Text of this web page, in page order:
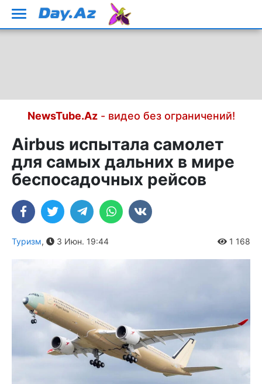
NewsTube.Az- видео без ограничений!
Airbus испытала самолет
для самых дальних в мире
беспосадочных рейсов
Туризм, 3 Июн. 19:44 1 168